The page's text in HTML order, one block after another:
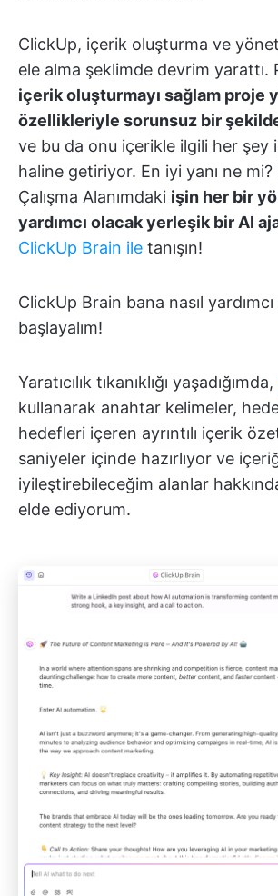
ClickUp, içerik oluşturma ve
ele alma şeklimde devrim yarattı.
içerik oluşturmayı sağlam proje
özellikleriyle sorunsuz bir
ve bu da onu içerikle ilgili her şey
haline getiriyor. En iyi yanı ne mi?
Çalışma Alanımdaki işin her bir
yardımcı olacak yerleşik bir AI
ClickUp Brain ile tanışın!
ClickUp Brain bana nasıl
başlayalım!
Yaratıcılık tıkanıklığı yaşadığımda,
kullanarak anahtar kelimeler,
hedefleri içeren ayrıntılı içerik
saniyeler içinde hazırlıyor ve
iyileştirebileceğim alanlar
elde ediyorum.